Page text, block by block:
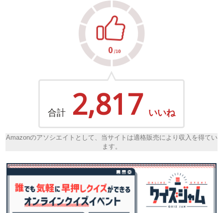
合計 2,817 いいね
Amazonのアソシエイトとして、当サイトは適格販売により収入を得てい
ます。